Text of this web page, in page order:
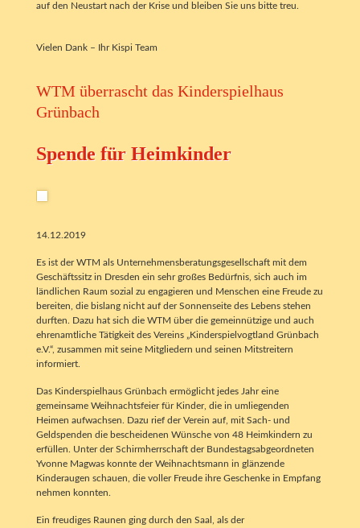
auf den Neustart nach der Krise und bleiben Sie uns bitte treu.
Vielen Dank – Ihr Kispi Team
WTM überrascht das Kinderspielhaus
Grünbach
Spende für Heimkinder
14.12.2019
Es ist der WTM als Unternehmensberatungsgesellschaft mit dem
Geschäftssitz in Dresden ein sehr großes Bedürfnis, sich auch im
ländlichen Raum sozial zu engagieren und Menschen eine Freude zu
bereiten, die bislang nicht auf der Sonnenseite des Lebens stehen
durften. Dazu hat sich die WTM über die gemeinnützige und auch
ehrenamtliche Tätigkeit des Vereins „Kinderspielvogtland Grünbach
e.V.“, zusammen mit seine Mitgliedern und seinen Mitstreitern
informiert.
Das Kinderspielhaus Grünbach ermöglicht jedes Jahr eine
gemeinsame Weihnachtsfeier für Kinder, die in umliegenden
Heimen aufwachsen. Dazu rief der Verein auf, mit Sach- und
Geldspenden die bescheidenen Wünsche von 48 Heimkindern zu
erfüllen. Unter der Schirmherrschaft der Bundestagsabgeordneten
Yvonne Magwas konnte der Weihnachtsmann in glänzende
Kinderaugen schauen, die voller Freude ihre Geschenke in Empfang
nehmen konnten.
Ein freudiges Raunen ging durch den Saal, als der